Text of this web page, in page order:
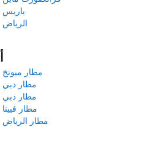
باريس
الرياض
مطار ميونخ
مطار دبي
مطار دبي
مطار فيينا
مطار الرياض